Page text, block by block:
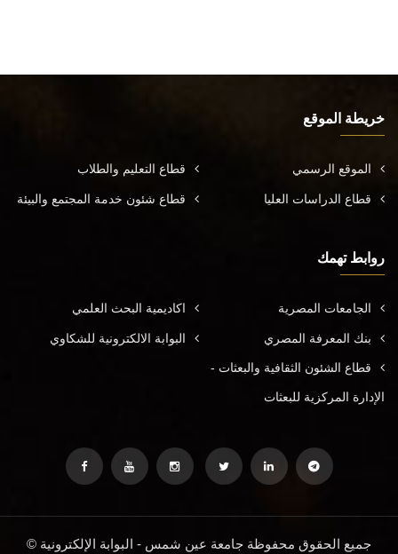
خريطة الموقع
الموقع الرسمي قطاع التعليم والطلاب
قطاع الدراسات العليا قطاع شئون خدمة المجتمع والبيئة
روابط تهمك
الجامعات المصرية اكاديمية البحث العلمي
بنك المعرفة المصري البوابة الالكترونية للشكاوي
قطاع الشئون الثقافية والبعثات -
الإدارة المركزية للبعثات
جميع الحقوق محفوظة جامعة عين شمس - البوابة الإلكترونية ©